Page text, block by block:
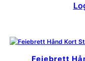
Feiebrett